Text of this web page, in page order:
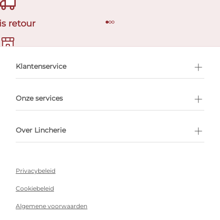
retour
afspraak
Klantenservice
Onze services
Over Lincherie
Privacybeleid
Cookiebeleid
Algemene voorwaarden